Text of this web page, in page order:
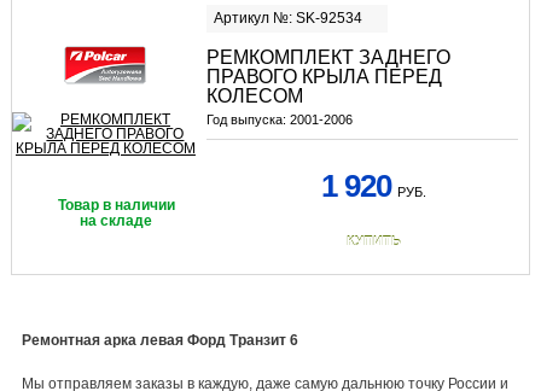
Артикул №: SK-92534
РЕМКОМПЛЕКТ ЗАДНЕГО
ПРАВОГО КРЫЛА ПЕРЕД
КОЛЕСОМ
Год выпуска: 2001-2006
Товар в наличии
на складе
1 920 РУБ.
КУПИТЬ
Ремонтная арка левая Форд Транзит 6
Мы отправляем заказы в каждую, даже самую дальнюю точку России и